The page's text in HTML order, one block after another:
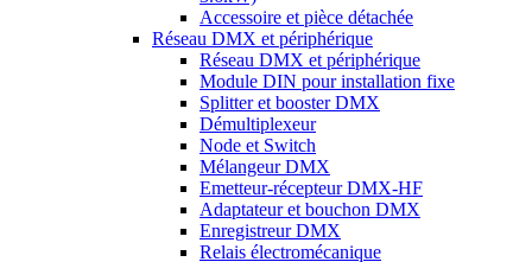
Accessoire et pièce détachée
Réseau DMX et périphérique
Réseau DMX et périphérique
Module DIN pour installation fixe
Splitter et booster DMX
Démultiplexeur
Node et Switch
Mélangeur DMX
Emetteur-récepteur DMX-HF
Adaptateur et bouchon DMX
Enregistreur DMX
Relais électromécanique